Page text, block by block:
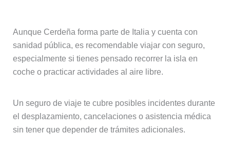
Aunque Cerdeña forma parte de Italia y cuenta con
sanidad pública, es recomendable viajar con seguro,
especialmente si tienes pensado recorrer la isla en
coche o practicar actividades al aire libre.
Un seguro de viaje te cubre posibles incidentes durante
el desplazamiento, cancelaciones o asistencia médica
sin tener que depender de trámites adicionales.